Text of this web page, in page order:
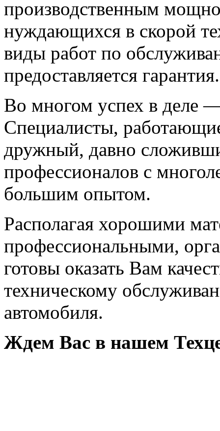
производственным
нуждающихся в скорой
виды работ по
предоставляется гарантия.
Во многом успех в деле
Специалисты,
дружный, давно
профессионалов с
большим опытом.
Располагая хорошими
профессиональными,
готовы оказать Вам
техническому
автомобиля.
Ждем Вас в нашем